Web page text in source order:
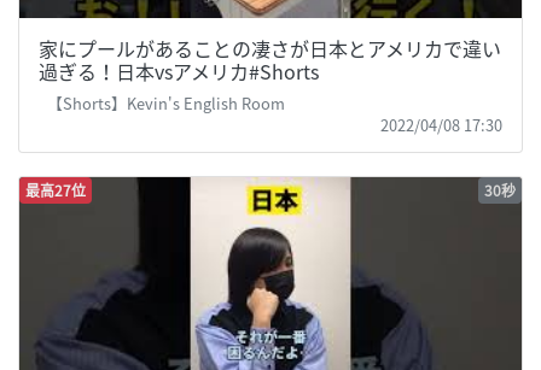
家にプールがあることの凄さが日本とアメリカで違い
過ぎる！日本vsアメリカ#Shorts
【Shorts】Kevin's English Room
2022/04/08 17:30
最高27位 30秒